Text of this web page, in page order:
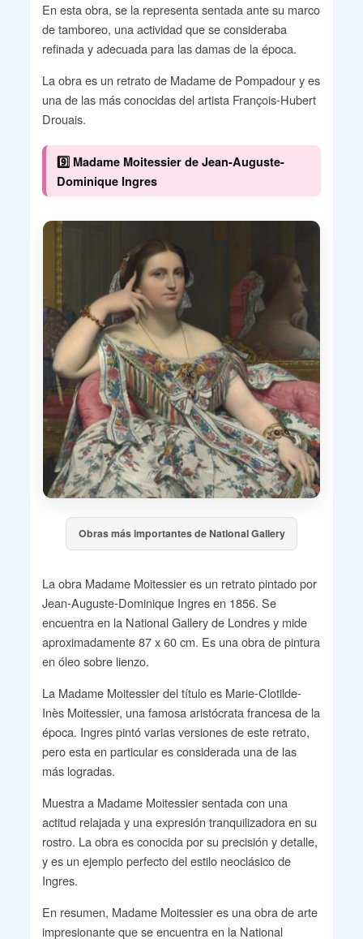
En esta obra, se la representa sentada ante su marco
de tamboreo, una actividad que se consideraba
refinada y adecuada para las damas de la época.
La obra es un retrato de Madame de Pompadour y es
una de las más conocidas del artista François-Hubert
Drouais.
9️⃣ Madame Moitessier de Jean-Auguste-
Dominique Ingres
Obras más importantes de National Gallery
La obra Madame Moitessier es un retrato pintado por
Jean-Auguste-Dominique Ingres en 1856. Se
encuentra en la National Gallery de Londres y mide
aproximadamente 87 x 60 cm. Es una obra de pintura
en óleo sobre lienzo.
La Madame Moitessier del título es Marie-Clotilde-
Inès Moitessier, una famosa aristócrata francesa de la
época. Ingres pintó varias versiones de este retrato,
pero esta en particular es considerada una de las
más logradas.
Muestra a Madame Moitessier sentada con una
actitud relajada y una expresión tranquilizadora en su
rostro. La obra es conocida por su precisión y detalle,
y es un ejemplo perfecto del estilo neoclásico de
Ingres.
En resumen, Madame Moitessier es una obra de arte
impresionante que se encuentra en la National